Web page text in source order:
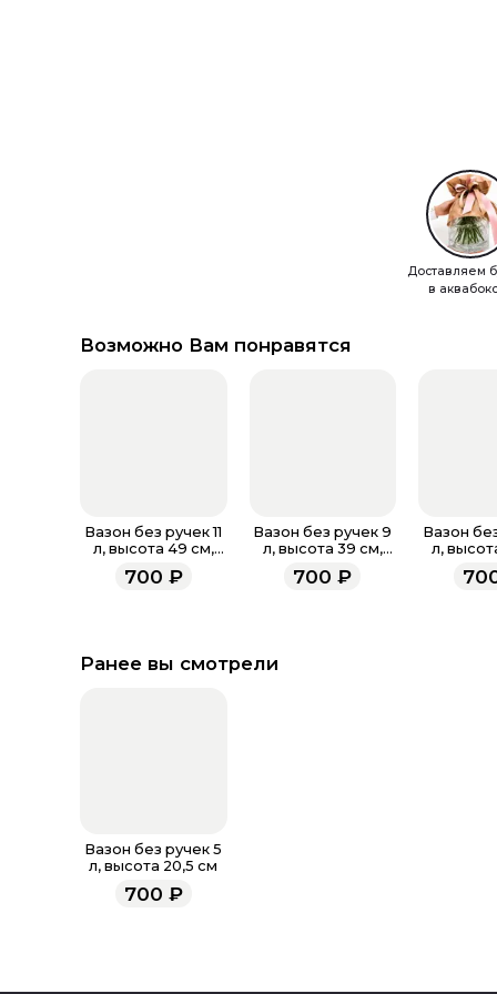
Доставляем
в
Возможно Вам понравятся
Вазон без ручек 11
л, высота 49 см,
700 ₽
Вазон без ручек 9
л, высота 39 см,
700 ₽
Вазон
л,
Ранее вы смотрели
Вазон без ручек 5
л, высота 20,5 см
700 ₽